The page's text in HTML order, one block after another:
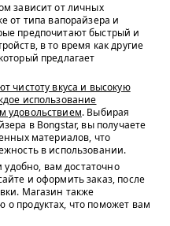
зависит от личных
от типа вапорайзера и
предпочитают быстрый и
в то время как другие
предлагает
чистоту вкуса и высокую
использование
удовольствием. Выбирая
в Bongstar, вы получаете
материалов, что
в использовании.
удобно, вам достаточно
и оформить заказ, после
Магазин также
продуктах, что поможет вам